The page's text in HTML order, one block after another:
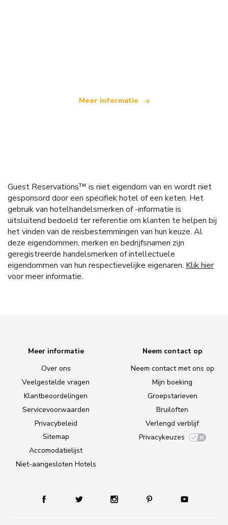
Meer informatie
Guest Reservations™ is niet eigendom van en wordt niet
gesponsord door een specifiek hotel of een keten. Het
gebruik van hotelhandelsmerken of -informatie is
uitsluitend bedoeld ter referentie om klanten te helpen bij
het vinden van de reisbestemmingen van hun keuze. Al
deze eigendommen, merken en bedrijfsnamen zijn
geregistreerde handelsmerken of intellectuele
eigendommen van hun respectievelijke eigenaren. Klik hier
voor meer informatie.
Meer informatie
Over ons
Veelgestelde vragen
Klantbeoordelingen
Servicevoorwaarden
Privacybeleid
Sitemap
Accomodatielijst
Niet-aangesloten Hotels
Neem contact op
Neem contact met ons op
Mijn boeking
Groepstarieven
Bruiloften
Verlengd verblijf
Privacykeuzes